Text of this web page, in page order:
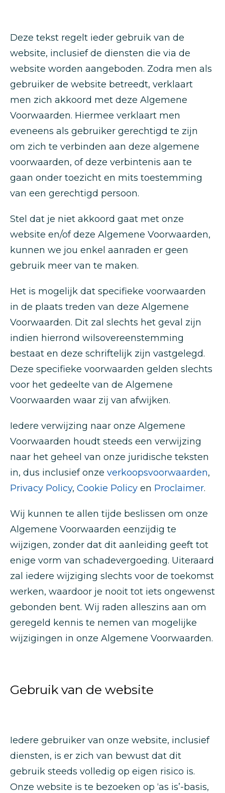
Deze tekst regelt ieder gebruik van de
website, inclusief de diensten die via de
website worden aangeboden. Zodra men als
gebruiker de website betreedt, verklaart
men zich akkoord met deze Algemene
Voorwaarden. Hiermee verklaart men
eveneens als gebruiker gerechtigd te zijn
om zich te verbinden aan deze algemene
voorwaarden, of deze verbintenis aan te
gaan onder toezicht en mits toestemming
van een gerechtigd persoon.
Stel dat je niet akkoord gaat met onze
website en/of deze Algemene Voorwaarden,
kunnen we jou enkel aanraden er geen
gebruik meer van te maken.
Het is mogelijk dat specifieke voorwaarden
in de plaats treden van deze Algemene
Voorwaarden. Dit zal slechts het geval zijn
indien hierrond wilsovereenstemming
bestaat en deze schriftelijk zijn vastgelegd.
Deze specifieke voorwaarden gelden slechts
voor het gedeelte van de Algemene
Voorwaarden waar zij van afwijken.
Iedere verwijzing naar onze Algemene
Voorwaarden houdt steeds een verwijzing
naar het geheel van onze juridische teksten
in, dus inclusief onze verkoopsvoorwaarden,
Privacy Policy, Cookie Policy en Proclaimer.
Wij kunnen te allen tijde beslissen om onze
Algemene Voorwaarden eenzijdig te
wijzigen, zonder dat dit aanleiding geeft tot
enige vorm van schadevergoeding. Uiteraard
zal iedere wijziging slechts voor de toekomst
werken, waardoor je nooit tot iets ongewenst
gebonden bent. Wij raden alleszins aan om
geregeld kennis te nemen van mogelijke
wijzigingen in onze Algemene Voorwaarden.
Gebruik van de website
Iedere gebruiker van onze website, inclusief
diensten, is er zich van bewust dat dit
gebruik steeds volledig op eigen risico is.
Onze website is te bezoeken op ‘as is’-basis,